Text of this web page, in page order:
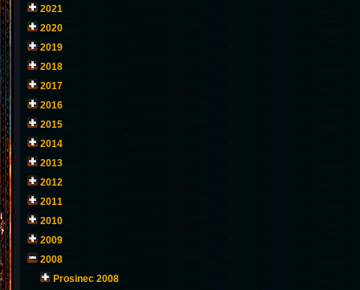
2021
2020
2019
2018
2017
2016
2015
2014
2013
2012
2011
2010
2009
2008
Prosinec 2008